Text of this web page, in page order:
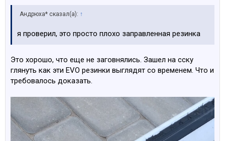
Андрюха* сказал(а): ↑
я проверил, это просто плохо заправленная резинка
Это хорошо, что еще не заговнялись. Зашел на сску
глянуть как эти EVO резинки выглядят со временем. Что и
требовалось доказать.